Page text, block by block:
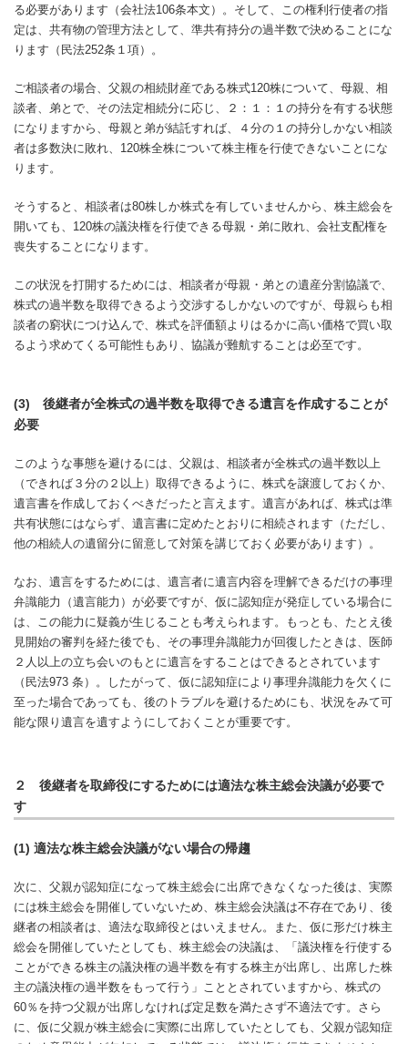
る必要があります（会社法106条本文）。そして、この権利行使者の指
定は、共有物の管理方法として、準共有持分の過半数で決めることにな
ります（民法252条１項）。
ご相談者の場合、父親の相続財産である株式120株について、母親、相
談者、弟とで、その法定相続分に応じ、２：１：１の持分を有する状態
になりますから、母親と弟が結託すれば、４分の１の持分しかない相談
者は多数決に敗れ、120株全株について株主権を行使できないことにな
ります。
そうすると、相談者は80株しか株式を有していませんから、株主総会を
開いても、120株の議決権を行使できる母親・弟に敗れ、会社支配権を
喪失することになります。
この状況を打開するためには、相談者が母親・弟との遺産分割協議で、
株式の過半数を取得できるよう交渉するしかないのですが、母親らも相
談者の窮状につけ込んで、株式を評価額よりはるかに高い価格で買い取
るよう求めてくる可能性もあり、協議が難航することは必至です。
(3) 後継者が全株式の過半数を取得できる遺言を作成することが
必要
このような事態を避けるには、父親は、相談者が全株式の過半数以上
（できれば３分の２以上）取得できるように、株式を譲渡しておくか、
遺言書を作成しておくべきだったと言えます。遺言があれば、株式は準
共有状態にはならず、遺言書に定めたとおりに相続されます（ただし、
他の相続人の遺留分に留意して対策を講じておく必要があります）。
なお、遺言をするためには、遺言者に遺言内容を理解できるだけの事理
弁識能力（遺言能力）が必要ですが、仮に認知症が発症している場合に
は、この能力に疑義が生じることも考えられます。もっとも、たとえ後
見開始の審判を経た後でも、その事理弁識能力が回復したときは、医師
２人以上の立ち会いのもとに遺言をすることはできるとされています
（民法973 条）。したがって、仮に認知症により事理弁識能力を欠くに
至った場合であっても、後のトラブルを避けるためにも、状況をみて可
能な限り遺言を遺すようにしておくことが重要です。
２ 後継者を取締役にするためには適法な株主総会決議が必要で
す
(1) 適法な株主総会決議がない場合の帰趨
次に、父親が認知症になって株主総会に出席できなくなった後は、実際
には株主総会を開催していないため、株主総会決議は不存在であり、後
継者の相談者は、適法な取締役とはいえません。また、仮に形だけ株主
総会を開催していたとしても、株主総会の決議は、「議決権を行使する
ことができる株主の議決権の過半数を有する株主が出席し、出席した株
主の議決権の過半数をもって行う」こととされていますから、株式の
60％を持つ父親が出席しなければ定足数を満たさず不適法です。さら
に、仮に父親が株主総会に実際に出席していたとしても、父親が認知症